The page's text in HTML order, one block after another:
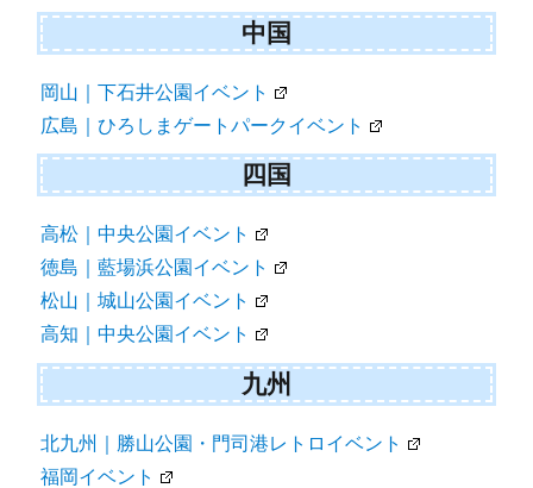
中国
岡山｜下石井公園イベント
広島｜ひろしまゲートパークイベント
四国
高松｜中央公園イベント
徳島｜藍場浜公園イベント
松山｜城山公園イベント
高知｜中央公園イベント
九州
北九州｜勝山公園・門司港レトロイベント
福岡イベント